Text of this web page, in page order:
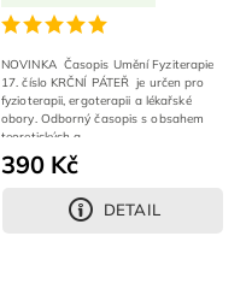
390 Kč
DETAIL
NOVINKA Časopis Umění Fyziterapie
17. číslo KRČNÍ PÁTEŘ je určen pro
fyzioterapii, ergoterapii a lékařské
obory. Odborný časopis s obsahem
teoretických a...